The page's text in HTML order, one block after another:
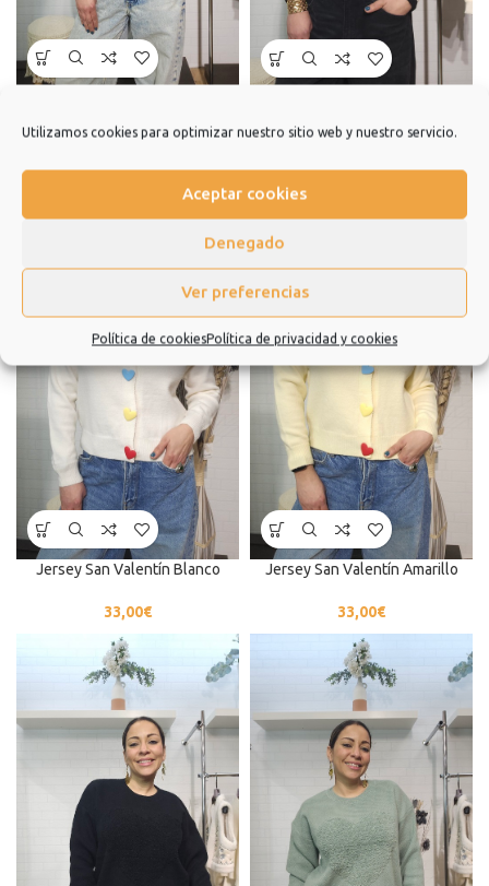
Utilizamos cookies para optimizar nuestro sitio web y nuestro servicio.
Aceptar cookies
Denegado
Ver preferencias
Política de cookiesPolítica de privacidad y cookies
15,00€ 28,00€
Jersey San Valentín Blanco
33,00€
Jersey San Valentín Amarillo
33,00€